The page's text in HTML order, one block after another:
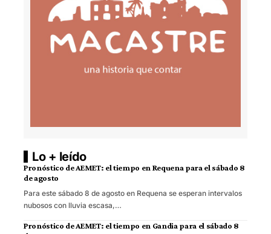
Lo + leído
Pronóstico de AEMET: el tiempo en Requena para el sábado 8
de agosto
Para este sábado 8 de agosto en Requena se esperan intervalos
nubosos con lluvia escasa,…
Pronóstico de AEMET: el tiempo en Gandia para el sábado 8